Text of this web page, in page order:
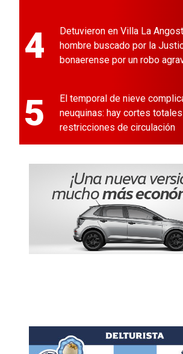
4
Detuvieron en Villa La
hombre buscado por la
bonaerense por un robo
5
El temporal de nieve
neuquinas: hay cortes
restricciones de circulación